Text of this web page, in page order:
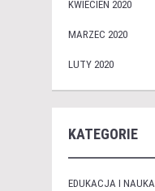
KWIECIEŃ 2020
MARZEC 2020
LUTY 2020
KATEGORIE
EDUKACJA I NAUKA